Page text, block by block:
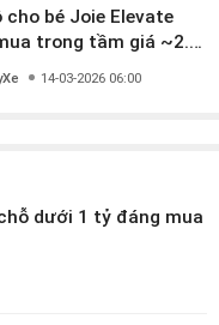
bé Joie Elevate
trong tầm giá ~2.8
14-03-2026 06:00
dưới 1 tỷ đáng mua